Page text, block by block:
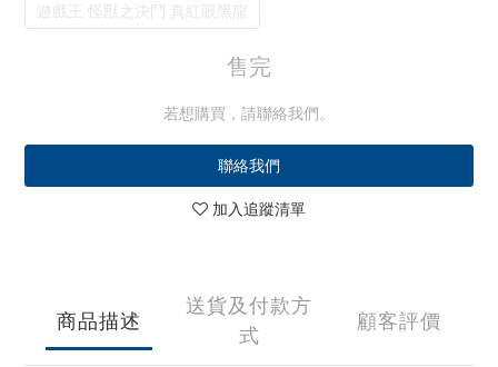
遊戲王 怪獸之決鬥 真紅眼黑龍
售完
若想購買，請聯絡我們。
聯絡我們
加入追蹤清單
商品描述
送貨及付款方
式
顧客評價